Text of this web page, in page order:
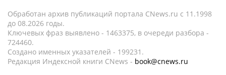
Обработан архив публикаций портала CNews.ru c 11.1998
до 08.2026 годы.
Ключевых фраз выявлено - 1463375, в очереди разбора -
724460.
Создано именных указателей - 199231.
Редакция Индексной книги CNews - book@cnews.ru